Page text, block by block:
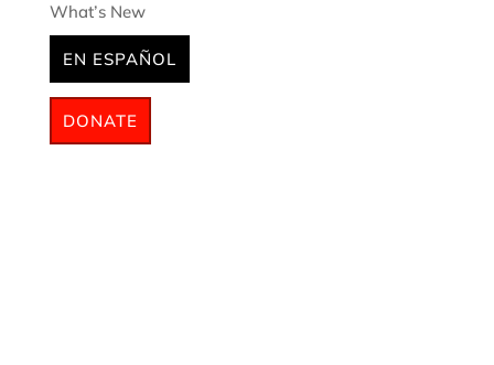
What’s New
EN ESPAÑOL
DONATE